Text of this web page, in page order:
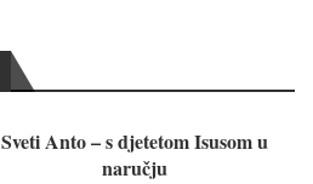
Sveti Anto – s djetetom Isusom u
naručju